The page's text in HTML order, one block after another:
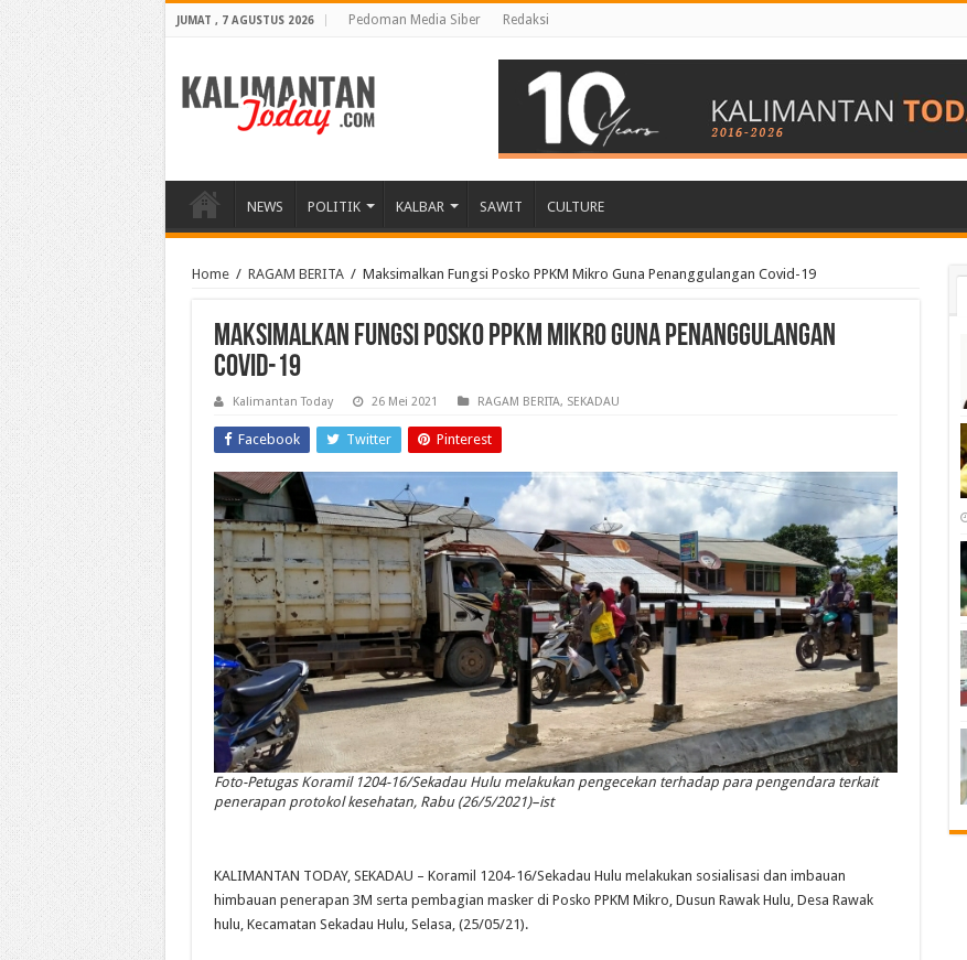
JUMAT , 7 AGUSTUS 2026 Pedoman Media Siber Redaksi
NEWS POLITIK KALBAR SAWIT CULTURE
Home / RAGAM BERITA / Maksimalkan Fungsi Posko PPKM Mikro Guna Penanggulangan Covid-19
Maksimalkan Fungsi Posko PPKM Mikro Guna Penanggulangan
Covid-19
Kalimantan Today 26 Mei 2021 RAGAM BERITA, SEKADAU
Facebook Twitter Pinterest
Foto-Petugas Koramil 1204-16/Sekadau Hulu melakukan pengecekan terhadap para pengendara terkait
penerapan protokol kesehatan, Rabu (26/5/2021)–ist
KALIMANTAN TODAY, SEKADAU – Koramil 1204-16/Sekadau Hulu melakukan sosialisasi dan imbauan
himbauan penerapan 3M serta pembagian masker di Posko PPKM Mikro, Dusun Rawak Hulu, Desa Rawak
hulu, Kecamatan Sekadau Hulu, Selasa, (25/05/21).